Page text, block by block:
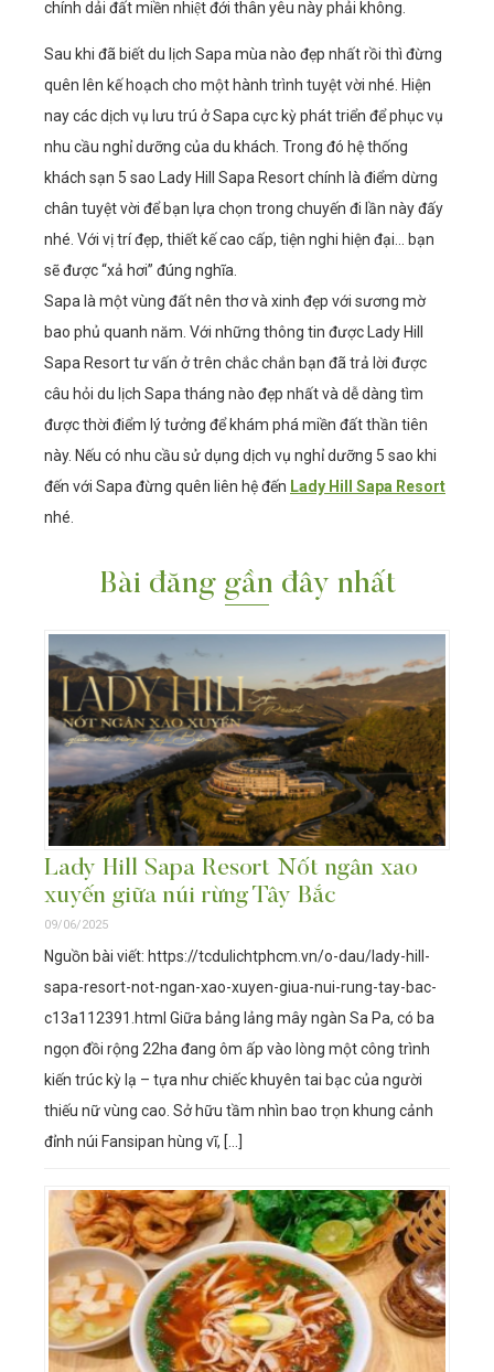
chính dải đất miền nhiệt đới thân yêu này phải không.
Sau khi đã biết du lịch Sapa mùa nào đẹp nhất rồi thì đừng
quên lên kế hoạch cho một hành trình tuyệt vời nhé. Hiện
nay các dịch vụ lưu trú ở Sapa cực kỳ phát triển để phục vụ
nhu cầu nghỉ dưỡng của du khách. Trong đó hệ thống
khách sạn 5 sao Lady Hill Sapa Resort chính là điểm dừng
chân tuyệt vời để bạn lựa chọn trong chuyến đi lần này đấy
nhé. Với vị trí đẹp, thiết kế cao cấp, tiện nghi hiện đại… bạn
sẽ được “xả hơi” đúng nghĩa.
Sapa là một vùng đất nên thơ và xinh đẹp với sương mờ
bao phủ quanh năm. Với những thông tin được Lady Hill
Sapa Resort tư vấn ở trên chắc chắn bạn đã trả lời được
câu hỏi du lịch Sapa tháng nào đẹp nhất và dễ dàng tìm
được thời điểm lý tưởng để khám phá miền đất thần tiên
này. Nếu có nhu cầu sử dụng dịch vụ nghỉ dưỡng 5 sao khi
đến với Sapa đừng quên liên hệ đến Lady Hill Sapa Resort
nhé.
Bài đăng gần đây nhất
Lady Hill Sapa Resort Nốt ngân xao
xuyến giữa núi rừng Tây Bắc
09/06/2025
Nguồn bài viết: https://tcdulichtphcm.vn/o-dau/lady-hill-
sapa-resort-not-ngan-xao-xuyen-giua-nui-rung-tay-bac-
c13a112391.html Giữa bảng lảng mây ngàn Sa Pa, có ba
ngọn đồi rộng 22ha đang ôm ấp vào lòng một công trình
kiến trúc kỳ lạ – tựa như chiếc khuyên tai bạc của người
thiếu nữ vùng cao. Sở hữu tầm nhìn bao trọn khung cảnh
đỉnh núi Fansipan hùng vĩ, […]